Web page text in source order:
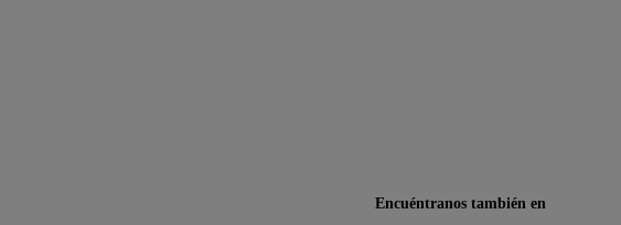
Encuéntranos también en